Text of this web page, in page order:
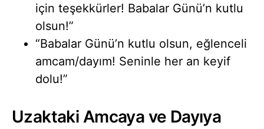
için teşekkürler! Babalar Günü’n kutlu
olsun!”
“Babalar Günü’n kutlu olsun, eğlenceli
amcam/dayım! Seninle her an keyif
dolu!”
Uzaktaki Amcaya ve Dayıya